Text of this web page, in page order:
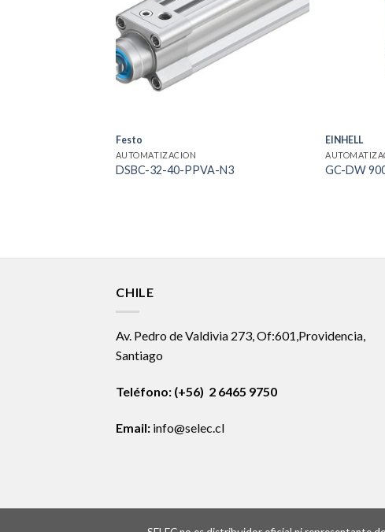
Festo
AUTOMATIZACION
DSBC-32-40-PPVA-N3
EINHELL
GC-DW
CHILE
Av. Pedro de Valdivia 273, Of:601,Providencia,
Santiago
Teléfono: (+56) 2 6465 9750
Email: info@selec.cl